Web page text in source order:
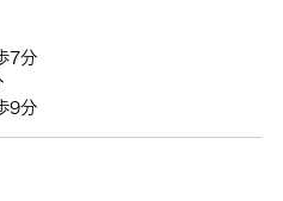
7分
9分